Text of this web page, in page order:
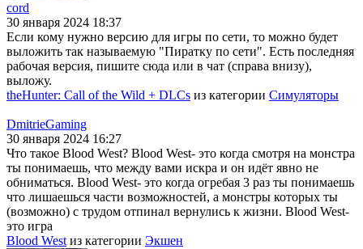
cord
30 января 2024 18:37
Если кому нужно версию для игры по сети, то можно будет
выложить так называемую "Пиратку по сети". Есть последняя
рабочая версия, пишите сюда или в чат (справа внизу),
выложу.
theHunter: Call of the Wild + DLCs из категории Симуляторы
DmitrieGaming
30 января 2024 16:27
Что такое Blood West? Blood West- это когда смотря на монстра
ты понимаешь, что между вами искра и он идёт явно не
обниматься. Blood West- это когда огребая 3 раз ты понимаешь
что лишаешься части возможностей, а монстры которых ты
(возможно) с трудом отпинал вернулись к жизни. Blood West-
это игра
Blood West из категории Экшен